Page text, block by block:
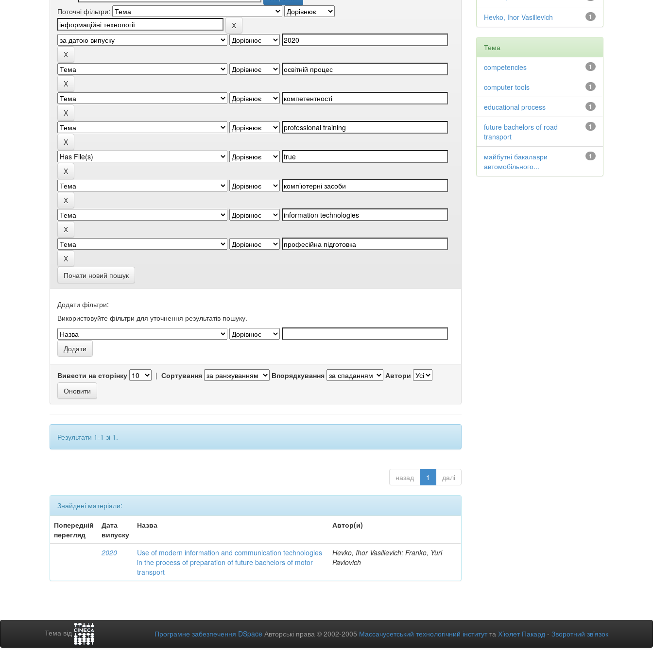
Поточні фільтри:
Почати новий пошук
Додати фільтри:
Використовуйте фільтри для уточнення результатів пошуку.
Вивести на сторінку | Сортування Впорядкування Автори
Результати 1-1 зі 1.
назад 1 далі
Знайдені матеріали:
Попередній
перегляд
Дата
випуску
Назва Автор(и)
2020
Use of modern information and communication technologies
in the process of preparation of future bachelors of motor
transport
Hevko, Ihor Vasilievich; Franko, Yuri
Pavlovich
1
Hevko, Ihor Vasilievich
Тема
1
competencies
1
computer tools
1
educational process
1
future bachelors of road
transport
1
майбутні бакалаври
автомобільного...
Тема від Програмне забезпечення DSpace Авторські права © 2002-2005 Массачусетський технологічний інститутта Х’юлет Пакард - Зворотний зв’язок